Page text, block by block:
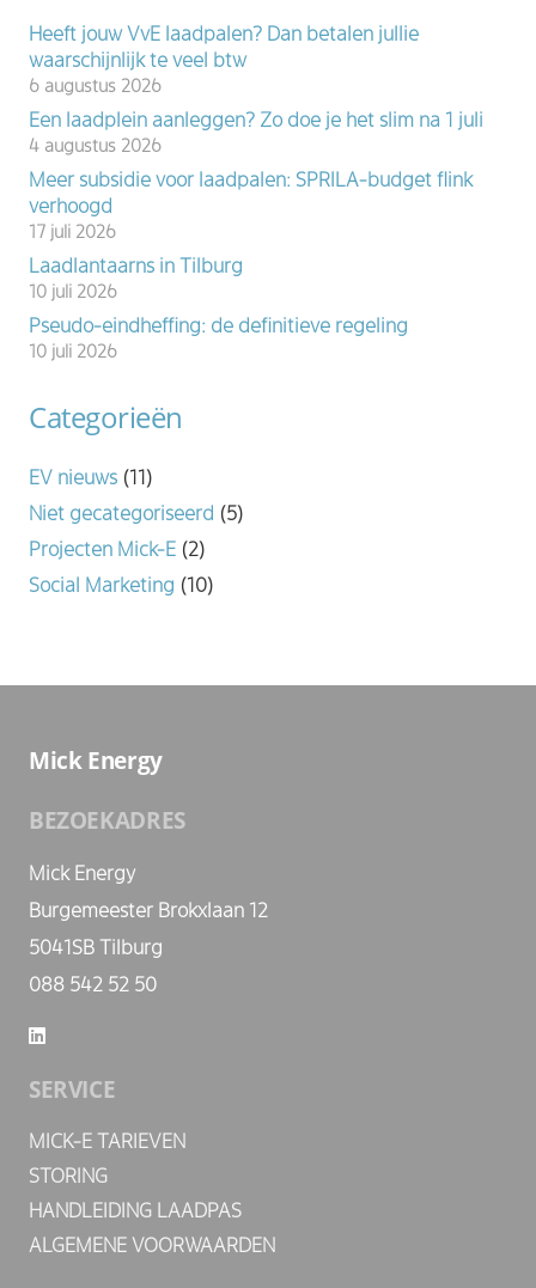
Heeft jouw VvE laadpalen? Dan betalen jullie
waarschijnlijk te veel btw
6 augustus 2026
Een laadplein aanleggen? Zo doe je het slim na 1 juli
4 augustus 2026
Meer subsidie voor laadpalen: SPRILA-budget flink
verhoogd
17 juli 2026
Laadlantaarns in Tilburg
10 juli 2026
Pseudo-eindheffing: de definitieve regeling
10 juli 2026
Categorieën
EV nieuws (11)
Niet gecategoriseerd (5)
Projecten Mick-E (2)
Social Marketing (10)
Mick Energy
BEZOEKADRES
Mick Energy
Burgemeester Brokxlaan 12
5041SB Tilburg
088 542 52 50
SERVICE
MICK-E TARIEVEN
STORING
HANDLEIDING LAADPAS
ALGEMENE VOORWAARDEN